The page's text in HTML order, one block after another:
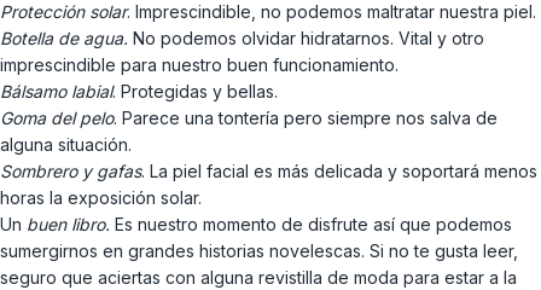
Protección solar. Imprescindible, no podemos maltratar nuestra piel.
Botella de agua. No podemos olvidar hidratarnos. Vital y otro
imprescindible para nuestro buen funcionamiento.
Bálsamo labial. Protegidas y bellas.
Goma del pelo. Parece una tontería pero siempre nos salva de
alguna situación.
Sombrero y gafas. La piel facial es más delicada y soportará menos
horas la exposición solar.
Un buen libro. Es nuestro momento de disfrute así que podemos
sumergirnos en grandes historias novelescas. Si no te gusta leer,
seguro que aciertas con alguna revistilla de moda para estar a la